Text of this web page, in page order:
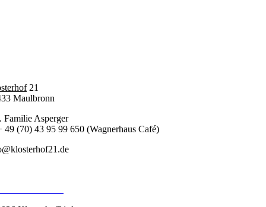
21
Maulbronn
Familie Asperger
49 (70) 43 95 99 650 (Wagnerhaus Café)